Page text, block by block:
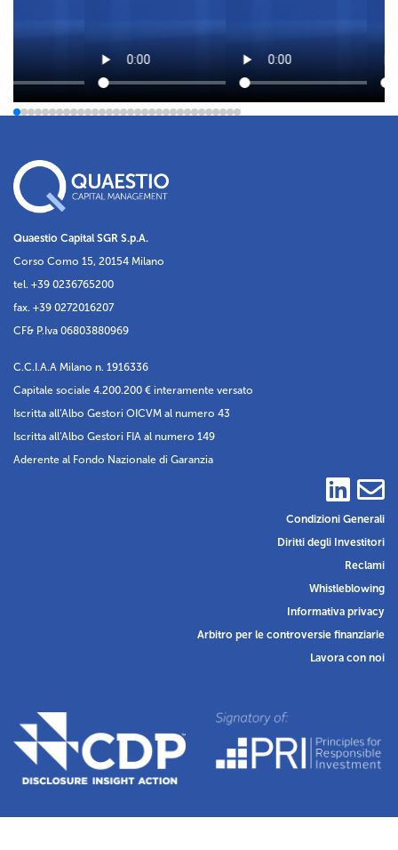
Quaestio Capital SGR S.p.A.
Corso Como 15, 20154 Milano
tel. +39 0236765200
fax. +39 0272016207
CF& P.Iva 06803880969
C.C.I.A.A Milano n. 1916336
Capitale sociale 4.200.200 € interamente versato
Iscritta all'Albo Gestori OICVM al numero 43
Iscritta all'Albo Gestori FIA al numero 149
Aderente al Fondo Nazionale di Garanzia
Condizioni Generali
Diritti degli Investitori
Reclami
Whistleblowing
Informativa privacy
Arbitro per le controversie finanziarie
Lavora con noi